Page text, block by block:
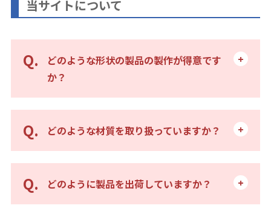
当サイトについて
どのような形状の製品の製作が得意です
か？
どのような材質を取り扱っていますか？
どのように製品を出荷していますか？